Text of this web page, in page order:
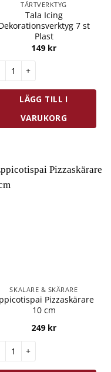
mängd
TÅRTVERKTYG
Tala Icing
7 st
Plast
149 kr
Icing
LÄGG TILL I
VARUKORG
SKALARE & SKÄRARE
Pizzaskärare
10 cm
249 kr